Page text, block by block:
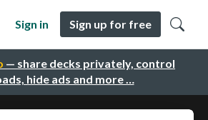
— share decks privately, control
hide ads and more …
Sign in Sign up for free